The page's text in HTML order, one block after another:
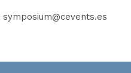
symposium@cevents.es